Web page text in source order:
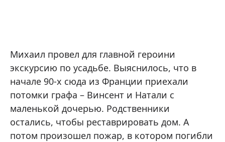
Михаил провел для главной героини
экскурсию по усадьбе. Выяснилось, что в
начале 90-х сюда из Франции приехали
потомки графа – Винсент и Натали с
маленькой дочерью. Родственники
остались, чтобы реставрировать дом. А
потом произошел пожар, в котором погибли